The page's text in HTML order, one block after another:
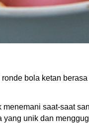
bola ketan
saat-saat
unik dan